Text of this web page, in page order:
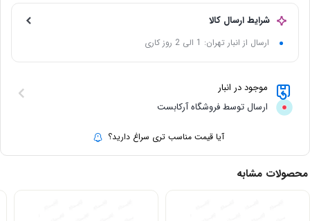
شرایط ارسال کالا
ارسال از انبار تهران: 1 الی 2 روز کاری
موجود در انبار
ارسال توسط فروشگاه آرکابست
آیا قیمت مناسب تری سراغ دارید؟
محصولات مشابه